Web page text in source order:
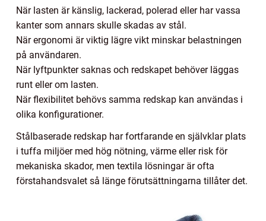
När lasten är känslig, lackerad, polerad eller har vassa
kanter som annars skulle skadas av stål.
När ergonomi är viktig lägre vikt minskar belastningen
på användaren.
När lyftpunkter saknas och redskapet behöver läggas
runt eller om lasten.
När flexibilitet behövs samma redskap kan användas i
olika konfigurationer.
Stålbaserade redskap har fortfarande en självklar plats
i tuffa miljöer med hög nötning, värme eller risk för
mekaniska skador, men textila lösningar är ofta
förstahandsvalet så länge förutsättningarna tillåter det.